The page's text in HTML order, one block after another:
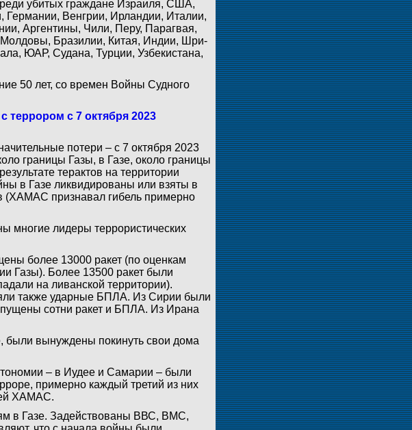
убитых граждане Израиля, США,
Германии, Венгрии, Ирландии, Италии,
Аргентины, Чили, Перу, Парагвая,
Бразилии, Китая, Индии, Шри-
ЮАР, Судана, Турции, Узбекистана,
50 лет, со времен Войны Судного
террором с 7 октября 2023
потери – с 7 октября 2023
границы Газы, в Газе, около границы
терактов на территории
в Газе ликвидированы или взяты в
(ХАМАС признавал гибель примерно
многие лидеры террористических
более 13000 ракет (по оценкам
Газы). Более 13500 ракет были
на ливанской территории).
также ударные БПЛА. Из Сирии были
сотни ракет и БПЛА. Из Ирана
были вынуждены покинуть свои дома
– в Иудее и Самарии – были
примерно каждый третий из них
ХАМАС.
в Газе. Задействованы ВВС, ВМС,